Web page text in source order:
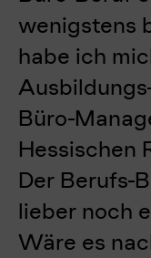
wenigstens
habe ich
Büro-
Hessischen
Der Berufs-
lieber noch
Wäre es